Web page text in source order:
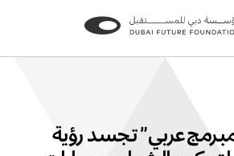
عربي” تجسد رؤية